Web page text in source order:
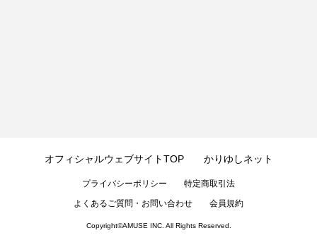
オフィシャルウェブサイトTOP かりゆしネット
プライバシーポリシー
特定商取引法
よくあるご質問・お問い合わせ
会員規約
Copyright©AMUSE INC. All Rights Reserved.